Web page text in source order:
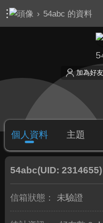
› 54abc 的資料
加為好友
個人資料 主題
54abc(UID: 2314655)
信箱狀態： 未驗證